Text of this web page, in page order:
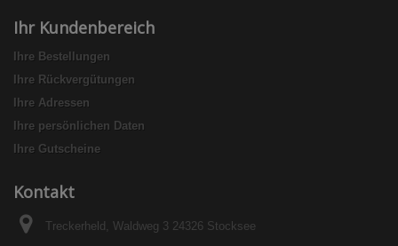
Ihr Kundenbereich
Ihre Bestellungen
Ihre Rückvergütungen
Ihre Adressen
Ihre persönlichen Daten
Ihre Gutscheine
Kontakt
Treckerheld, Waldweg 3 24326 Stocksee